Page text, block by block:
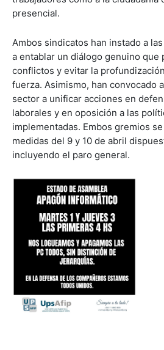
presencial.
Ambos sindicatos han instado a
a entablar un diálogo genuino que
conflictos y evitar la
fuerza. Asimismo, han convocado
sector a unificar acciones en
laborales y en oposición a las
implementadas. Embos gremios
medidas del 9 y 10 de abril
incluyendo el paro general.